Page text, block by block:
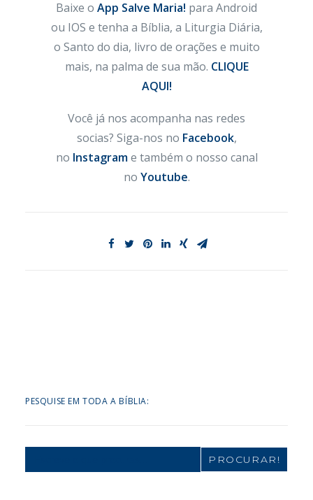
Baixe o App Salve Maria! para Android
ou IOS e tenha a Bíblia, a Liturgia Diária,
o Santo do dia, livro de orações e muito
mais, na palma de sua mão. CLIQUE
AQUI!
Você já nos acompanha nas redes
socias? Siga-nos no Facebook,
no Instagrame também o nosso canal
no Youtube.
PESQUISE EM TODA A BÍBLIA:
Search